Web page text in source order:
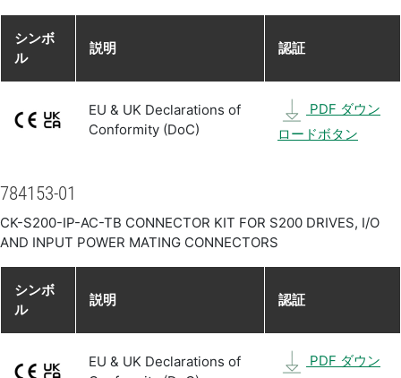
シンボ
ル
説明 認証
EU & UK Declarations of
Conformity (DoC)
PDF ダウン
ロードボタン
784153-01
CK-S200-IP-AC-TB CONNECTOR KIT FOR S200 DRIVES, I/O
AND INPUT POWER MATING CONNECTORS
シンボ
ル
説明 認証
EU & UK Declarations of
PDF ダウン